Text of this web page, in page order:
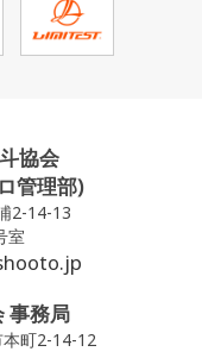
協会
管理部)
2-14-13
室
事務局
町2-14-12